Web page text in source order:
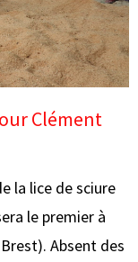
Clément
la lice de sciure
le premier à
Absent des